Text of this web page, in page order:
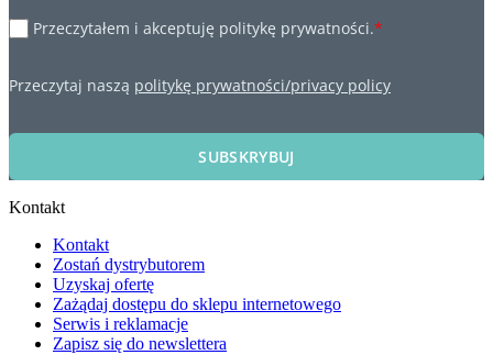
Przeczytałem i akceptuję politykę prywatności.*
Przeczytaj naszą politykę prywatności/privacy policy
SUBSKRYBUJ
Kontakt
Kontakt
Zostań dystrybutorem
Uzyskaj ofertę
Zażądaj dostępu do sklepu internetowego
Serwis i reklamacje
Zapisz się do newslettera